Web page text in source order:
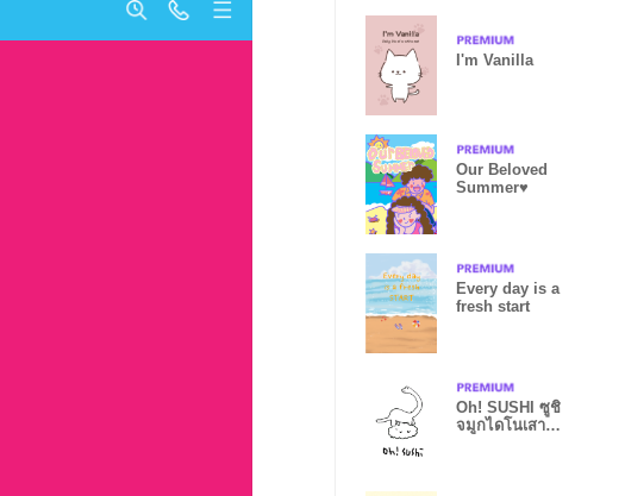
I'm Vanilla
Our Beloved
Summer♥
Every day is a
fresh start
Oh! SUSHI ซูชิ
จมูกไดโนเสาร์